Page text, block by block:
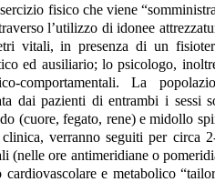
fisico che viene
l’utilizzo di idonee
vitali, in presenza di un
ed ausiliario; lo psicologo,
comportamentali.
La
dai pazienti di entrambi i sessi
(cuore, fegato, rene) e midollo
verranno seguiti per circa
(nelle ore antimeridiane o
e metabolico